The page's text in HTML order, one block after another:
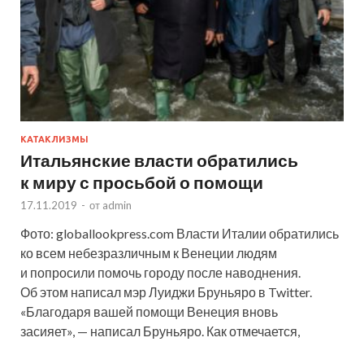
КАТАКЛИЗМЫ
Итальянские власти обратились
к миру с просьбой о помощи
17.11.2019 - от admin
Фото: globallookpress.com Власти Италии обратились
ко всем небезразличным к Венеции людям
и попросили помочь городу после наводнения.
Об этом написал мэр Луиджи Бруньяро в Twitter.
«Благодаря вашей помощи Венеция вновь
засияет», — написал Бруньяро. Как отмечается,